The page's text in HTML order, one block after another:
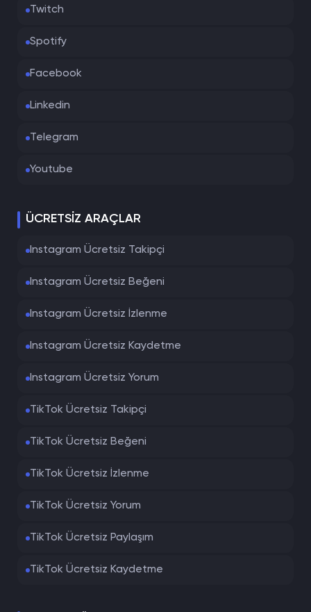
Twitch
Spotify
Facebook
Linkedin
Telegram
Youtube
ÜCRETSIZ ARAÇLAR
Instagram Ücretsiz Takipçi
Instagram Ücretsiz Beğeni
Instagram Ücretsiz İzlenme
Instagram Ücretsiz Kaydetme
Instagram Ücretsiz Yorum
TikTok Ücretsiz Takipçi
TikTok Ücretsiz Beğeni
TikTok Ücretsiz İzlenme
TikTok Ücretsiz Yorum
TikTok Ücretsiz Paylaşım
TikTok Ücretsiz Kaydetme